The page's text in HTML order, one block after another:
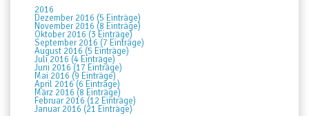
2016
Dezember 2016 (5 Einträge)
November 2016 (8 Einträge)
Oktober 2016 (3 Einträge)
September 2016 (7 Einträge)
August 2016 (5 Einträge)
Juli 2016 (4 Einträge)
Juni 2016 (17 Einträge)
Mai 2016 (9 Einträge)
April 2016 (6 Einträge)
März 2016 (8 Einträge)
Februar 2016 (12 Einträge)
Januar 2016 (21 Einträge)